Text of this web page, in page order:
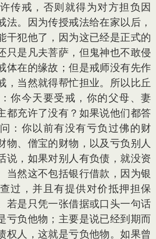
传戒，否则就得为对方担负因
法。因为传授戒法给在家以后，
干犯他了，因为这已经是正式的
只是凡夫菩萨，但鬼神也不敢侵
体在的缘故；但是戒师没有先作
，当然就得帮忙担业。所以比丘
你今天要受戒，你的父母、妻
都充许了没有？如果说他们都答
：你以前有没有亏负过佛的财
物、僧宝的财物，以及亏负别人
说，如果对别人有负债，就没资
当然这不包括银行借款，因为银
过，并且有提供对价抵押担保
若是只凭一张借据或口头一句话
亏负他物；主要是说已经到期而
权人，这就是亏负他物。如果曾